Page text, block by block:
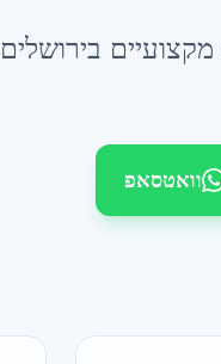
מקצועיים בירושלים
וואטסאפ